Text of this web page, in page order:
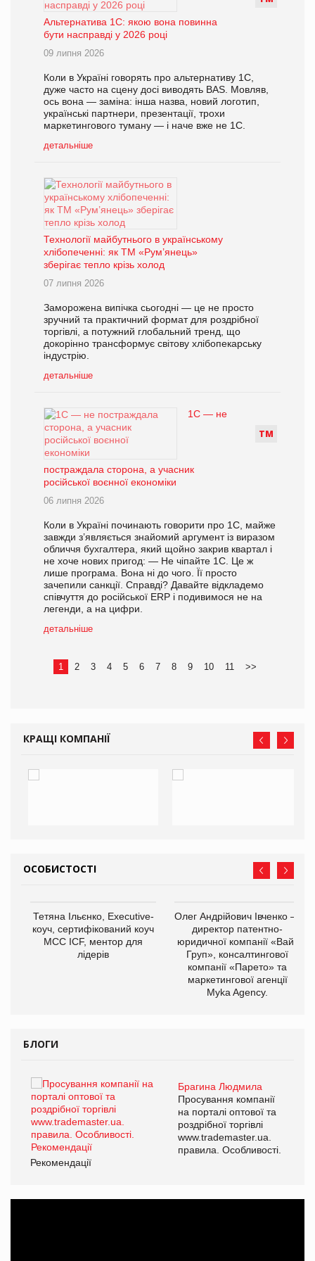
Альтернатива 1С: якою вона повинна
бути насправді у 2026 році
09 липня 2026
Коли в Україні говорять про альтернативу 1С,
дуже часто на сцену досі виводять BAS. Мовляв,
ось вона — заміна: інша назва, новий логотип,
українські партнери, презентації, трохи
маркетингового туману — і наче вже не 1С.
детальніше
Технології майбутнього в українському
хлібопеченні: як ТМ «Рум’янець»
зберігає тепло крізь холод
07 липня 2026
Заморожена випічка сьогодні — це не просто
зручний та практичний формат для роздрібної
торгівлі, а потужний глобальний тренд, що
докорінно трансформує світову хлібопекарську
індустрію.
детальніше
ТМ
1С — не
постраждала сторона, а учасник
російської воєнної економіки
06 липня 2026
Коли в Україні починають говорити про 1С, майже
завжди з’являється знайомий аргумент із виразом
обличчя бухгалтера, який щойно закрив квартал і
не хоче нових пригод: — Не чіпайте 1С. Це ж
лише програма. Вона ні до чого. Її просто
зачепили санкції. Справді? Давайте відкладемо
співчуття до російської ERP і подивимося не на
легенди, а на цифри.
детальніше
1 2 3 4 5 6 7 8 9 10 11 >>
КРАЩІ КОМПАНІЇ
ОСОБИСТОСТІ
Тетяна Ільєнко, Executive-
коуч, сертифікований коуч
МСС ICF, ментор для
лідерів
Олег Андрійович Івченко —
директор патентно-
юридичної компанії «Вайз
Груп», консалтингової
компанії «Парето» та
маркетингової агенції
Myka Agency.
БЛОГИ
Брагина Людмила
Просування компанії
на порталі оптової та
роздрібної торгівлі
www.trademaster.ua.
правила. Особливості.
Рекомендації